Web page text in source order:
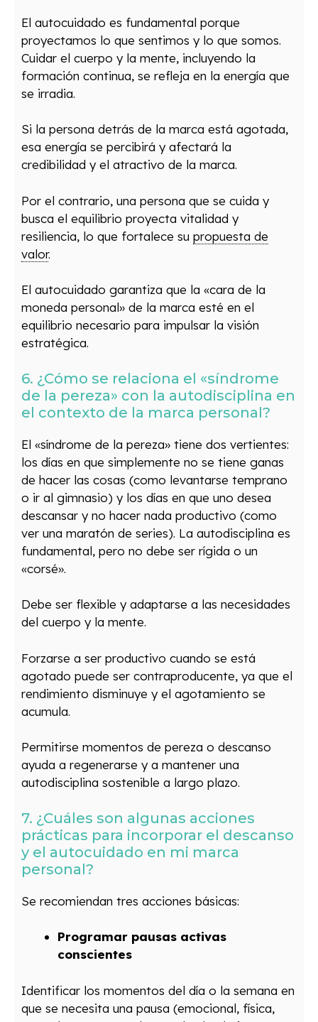
El autocuidado es fundamental porque
proyectamos lo que sentimos y lo que somos.
Cuidar el cuerpo y la mente, incluyendo la
formación continua, se refleja en la energía que
se irradia.
Si la persona detrás de la marca está agotada,
esa energía se percibirá y afectará la
credibilidad y el atractivo de la marca.
Por el contrario, una persona que se cuida y
busca el equilibrio proyecta vitalidad y
resiliencia, lo que fortalece su propuesta de
valor.
El autocuidado garantiza que la «cara de la
moneda personal» de la marca esté en el
equilibrio necesario para impulsar la visión
estratégica.
6. ¿Cómo se relaciona el «síndrome
de la pereza» con la autodisciplina en
el contexto de la marca personal?
El «síndrome de la pereza» tiene dos vertientes:
los días en que simplemente no se tiene ganas
de hacer las cosas (como levantarse temprano
o ir al gimnasio) y los días en que uno desea
descansar y no hacer nada productivo (como
ver una maratón de series). La autodisciplina es
fundamental, pero no debe ser rígida o un
«corsé».
Debe ser flexible y adaptarse a las necesidades
del cuerpo y la mente.
Forzarse a ser productivo cuando se está
agotado puede ser contraproducente, ya que el
rendimiento disminuye y el agotamiento se
acumula.
Permitirse momentos de pereza o descanso
ayuda a regenerarse y a mantener una
autodisciplina sostenible a largo plazo.
7. ¿Cuáles son algunas acciones
prácticas para incorporar el descanso
y el autocuidado en mi marca
personal?
Se recomiendan tres acciones básicas:
Programar pausas activas
conscientes
Identificar los momentos del día o la semana en
que se necesita una pausa (emocional, física,